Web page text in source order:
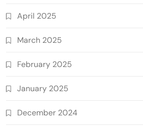
April 2025
March 2025
February 2025
January 2025
December 2024